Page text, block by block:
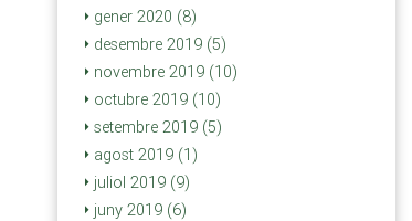
gener 2020 (8)
desembre 2019 (5)
novembre 2019 (10)
octubre 2019 (10)
setembre 2019 (5)
agost 2019 (1)
juliol 2019 (9)
juny 2019 (6)